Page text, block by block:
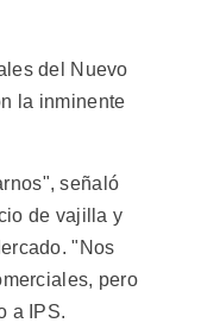
del Nuevo
la inminente
señaló
de vajilla y
"Nos
pero
a IPS.